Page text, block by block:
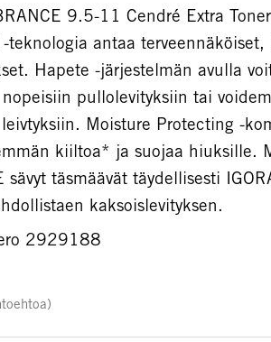
9.5-11 Cendré Extra
teknologia antaa
Hapete -järjestelmän avulla
pullolevityksiin tai
Moisture Protecting -
kiiltoa* ja suojaa hiuksille.
sävyt täsmäävät täydellisesti
kaksoislevityksen.
2929188